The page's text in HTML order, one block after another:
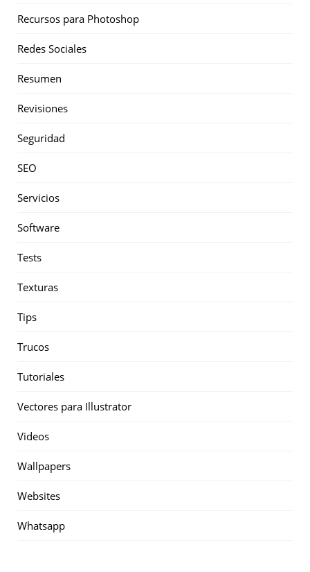
Recursos para Photoshop
Redes Sociales
Resumen
Revisiones
Seguridad
SEO
Servicios
Software
Tests
Texturas
Tips
Trucos
Tutoriales
Vectores para Illustrator
Videos
Wallpapers
Websites
Whatsapp